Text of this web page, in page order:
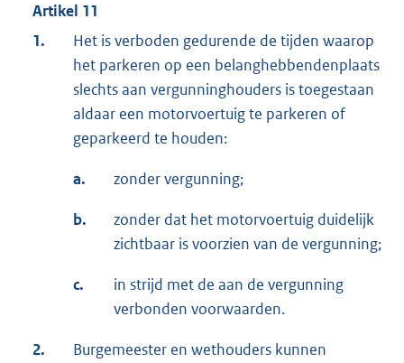
Artikel 11
1.
Het is verboden gedurende de tijden waarop
het parkeren op een belanghebbendenplaats
slechts aan vergunninghouders is toegestaan
aldaar een motorvoertuig te parkeren of
geparkeerd te houden:
a. zonder vergunning;
b.
zonder dat het motorvoertuig duidelijk
zichtbaar is voorzien van de vergunning;
c.
in strijd met de aan de vergunning
verbonden voorwaarden.
2.
Burgemeester en wethouders kunnen